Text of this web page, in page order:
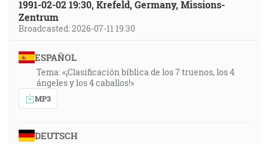
1991-02-02 19:30, Krefeld, Germany, Missions-
Zentrum
Broadcasted: 2026-07-11 19:30
ESPAÑOL
Tema: «¡Clasificación bíblica de los 7 truenos, los 4
ángeles y los 4 caballos!»
MP3
DEUTSCH